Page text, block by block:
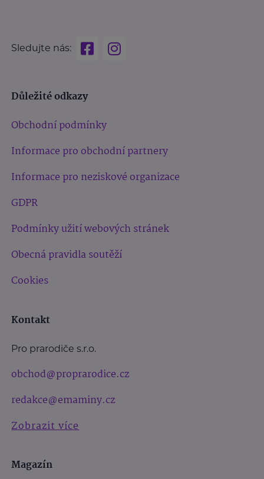
Sledujte nás:
Důležité odkazy
Obchodní podmínky
Informace pro obchodní partnery
Informace pro neziskové organizace
GDPR
Podmínky užití webových stránek
Obecná pravidla soutěží
Cookies
Kontakt
Pro prarodiče s.r.o.
obchod@proprarodice.cz
redakce@emaminy.cz
Zobrazit více
Magazín